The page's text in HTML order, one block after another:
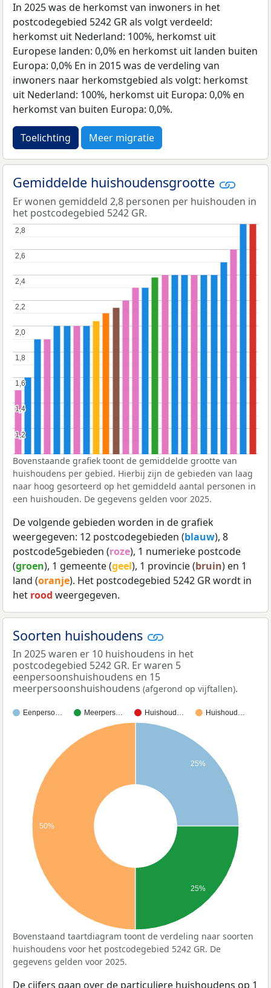
In 2025 was de herkomst van inwoners in het
postcodegebied 5242 GR als volgt verdeeld:
herkomst uit Nederland: 100%, herkomst uit
Europese landen: 0,0% en herkomst uit landen buiten
Europa: 0,0% En in 2015 was de verdeling van
inwoners naar herkomstgebied als volgt: herkomst
uit Nederland: 100%, herkomst uit Europa: 0,0% en
herkomst van buiten Europa: 0,0%.
Toelichting Meer migratie
Gemiddelde huishoudensgrootte
Er wonen gemiddeld 2,8 personen per huishouden in
het postcodegebied 5242 GR.
1,2
1,2
1,4
1,4
1,6
1,6
1,8
1,8
2,0
2,0
2,2
2,2
2,4
2,4
2,6
2,6
2,8
2,8
Bovenstaande grafiek toont de gemiddelde grootte van
huishoudens per gebied. Hierbij zijn de gebieden van laag
naar hoog gesorteerd op het gemiddeld aantal personen in
een huishouden. De gegevens gelden voor 2025.
De volgende gebieden worden in de grafiek
weergegeven: 12 postcodegebieden (blauw), 8
postcode5gebieden (roze), 1 numerieke postcode
(groen), 1 gemeente (geel), 1 provincie (bruin) en 1
land (oranje). Het postcodegebied 5242 GR wordt in
het rood weergegeven.
Soorten huishoudens
In 2025 waren er 10 huishoudens in het
postcodegebied 5242 GR. Er waren 5
eenpersoonshuishoudens en 15
meerpersoonshuishoudens (afgerond op vijftallen).
Eenperso… Meerpers… Huishoud… Huishoud…
25%
50%
25%
Bovenstaand taartdiagram toont de verdeling naar soorten
huishoudens voor het postcodegebied 5242 GR. De
gegevens gelden voor 2025.
De cijfers gaan over de particuliere huishoudens op 1